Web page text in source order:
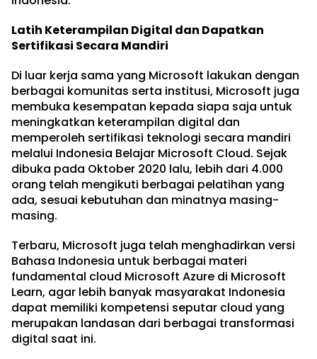
Latih Keterampilan Digital dan Dapatkan
Sertifikasi Secara Mandiri
Di luar kerja sama yang Microsoft lakukan dengan
berbagai komunitas serta institusi, Microsoft juga
membuka kesempatan kepada siapa saja untuk
meningkatkan keterampilan digital dan
memperoleh sertifikasi teknologi secara mandiri
melalui Indonesia Belajar Microsoft Cloud. Sejak
dibuka pada Oktober 2020 lalu, lebih dari 4.000
orang telah mengikuti berbagai pelatihan yang
ada, sesuai kebutuhan dan minatnya masing-
masing.
Terbaru, Microsoft juga telah menghadirkan versi
Bahasa Indonesia untuk berbagai materi
fundamental cloud Microsoft Azure di Microsoft
Learn, agar lebih banyak masyarakat Indonesia
dapat memiliki kompetensi seputar cloud yang
merupakan landasan dari berbagai transformasi
digital saat ini.